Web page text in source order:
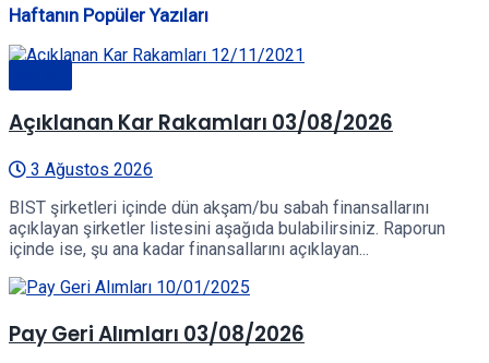
Haftanın Popüler Yazıları
Açıklanan Kar Rakamları 03/08/2026
3 Ağustos 2026
BIST şirketleri içinde dün akşam/bu sabah finansallarını
açıklayan şirketler listesini aşağıda bulabilirsiniz. Raporun
içinde ise, şu ana kadar finansallarını açıklayan...
Pay Geri Alımları 03/08/2026